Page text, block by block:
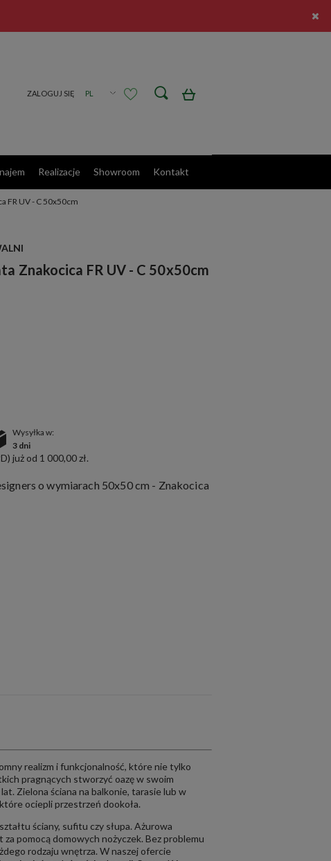
Realizacje Showroom Kontakt
FR UV - C 50x50cm
Znakocica FR UV - C 50x50cm
Wysyłka w:
3 dni
już od 1 000,00 zł.
o wymiarach 50x50 cm - Znakocica
realizm i funkcjonalność, które nie tylko
pragnących stworzyć oazę w swoim
Zielona ściana na balkonie, tarasie lub w
ociepli przestrzeń dookoła.
ściany, sufitu czy słupa. Ażurowa
pomocą domowych nożyczek. Bez problemu
rodzaju wnętrza. W naszej ofercie